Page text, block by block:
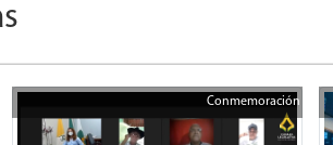
Conmemoración